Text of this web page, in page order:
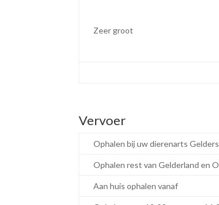
Zeer groot
Vervoer
Ophalen bij uw dierenarts
Ophalen rest van Gelderland en
Aan huis ophalen vanaf